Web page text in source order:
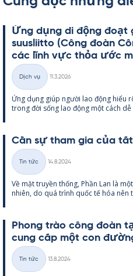
Ứng dụng di động
suus­liitto (Công đoàn
các lĩnh vực thỏa ước
Thể
loại
Dịch vụ
11.3.2026
Ứng dụng giúp người lao động hiểu
trong đời sống lao động một cách dễ
Cần sự tham gia của
Thể
loại
Tin tức
14.8.2024
Về mặt tru­yền thống, Phần Lan là
nhiên, do quá trình quốc tế hóa nên
Phong trào công đoàn
cung cấp một con
Thể
Tin tức
13.8.2024